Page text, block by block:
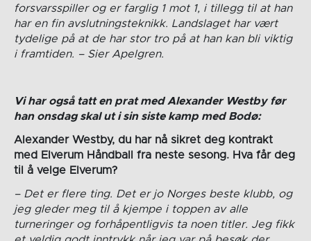
forsvarsspiller og er farglig 1 mot 1, i tillegg til at han
har en fin avslutningsteknikk. Landslaget har vært
tydelige på at de har stor tro på at han kan bli viktig
i framtiden. – Sier Apelgren.
Vi har også tatt en prat med Alexander Westby før
han onsdag skal ut i sin siste kamp med Bodø:
Alexander Westby, du har nå sikret deg kontrakt
med Elverum Håndball fra neste sesong. Hva får deg
til å velge Elverum?
– Det er flere ting. Det er jo Norges beste klubb, og
jeg gleder meg til å kjempe i toppen av alle
turneringer og forhåpentligvis ta noen titler. Jeg fikk